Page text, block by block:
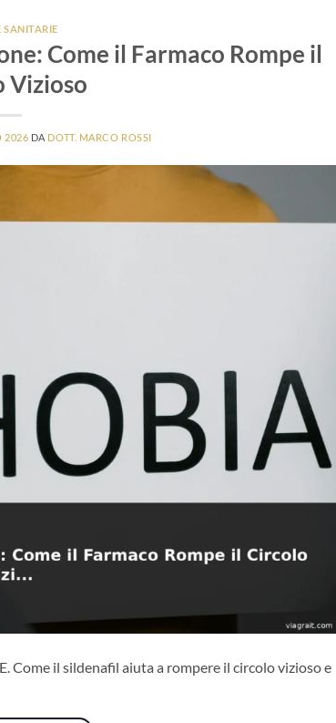
Come il Farmaco Rompe il
Vizioso
2026 DA DOTT. MARCO ROSSI
Come il sildenafil aiuta a rompere il circolo vizioso e